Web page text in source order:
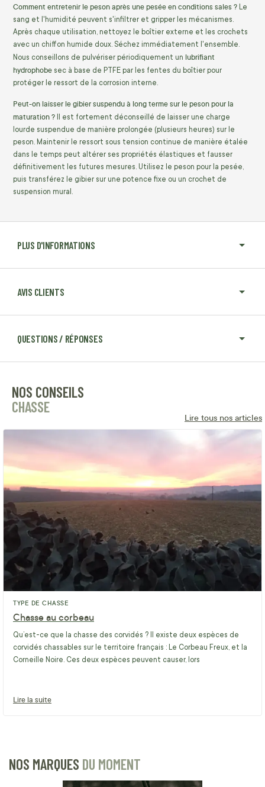
PLUS D'INFORMATIONS
AVIS CLIENTS
QUESTIONS / RÉPONSES
Comment entretenir le peson après une pesée en conditions sales ? Le
sang et l'humidité peuvent s'infiltrer et gripper les mécanismes.
Après chaque utilisation, nettoyez le boîtier externe et les crochets
avec un chiffon humide doux. Séchez immédiatement l'ensemble.
Nous conseillons de pulvériser périodiquement un lubrifiant
hydrophobe sec à base de PTFE par les fentes du boîtier pour
protéger le ressort de la corrosion interne.
Peut-on laisser le gibier suspendu à long terme sur le peson pour la
maturation ?
Il est fortement déconseillé de laisser une charge
lourde suspendue de manière prolongée (plusieurs heures) sur le
peson. Maintenir le ressort sous tension continue de manière étalée
dans le temps peut altérer ses propriétés élastiques et fausser
définitivement les futures mesures. Utilisez le peson pour la pesée,
puis transférez le gibier sur une potence fixe ou un crochet de
suspension mural.
NOS CONSEILS
CHASSE
Lire tous nos articles
TYPE DE CHASSE
Chasse au corbeau
Qu’est-ce que la chasse des corvidés ? Il existe deux espèces de
corvidés chassables sur le territoire français : Le Corbeau Freux, et la
Corneille Noire. Ces deux espèces peuvent causer, lors
Lire la suite
NOS MARQUES DU MOMENT